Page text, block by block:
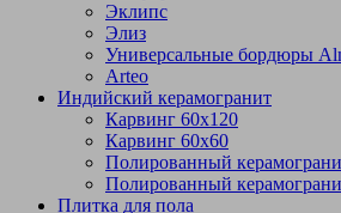
Эклипс
Элиз
Универсальные бордюры
Arteo
Индийский керамогранит
Карвинг 60х120
Карвинг 60х60
Полированный
Полированный
Плитка для пола